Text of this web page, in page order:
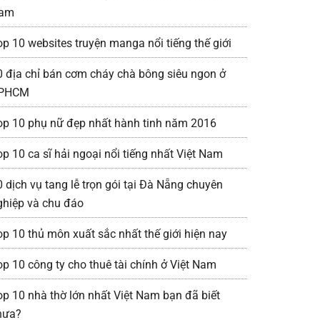
10 websites truyện manga nổi tiếng thế giới
địa chỉ bán cơm cháy chà bông siêu ngon ở
10 phụ nữ đẹp nhất hành tinh năm 2016
10 ca sĩ hải ngoại nổi tiếng nhất Việt Nam
dịch vụ tang lễ trọn gói tại Đà Nẵng chuyên
và chu đáo
10 thủ môn xuất sắc nhất thế giới hiện nay
10 công ty cho thuê tài chính ở Việt Nam
10 nhà thờ lớn nhất Việt Nam bạn đã biết